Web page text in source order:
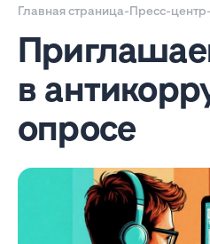
Главная страница-Пресс-центр-
в
опросе